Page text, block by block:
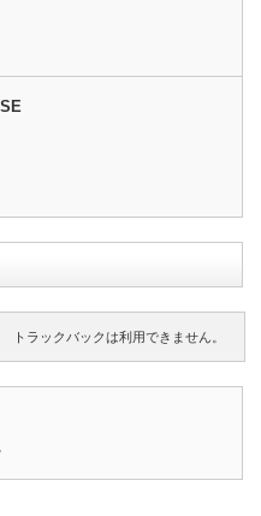
トラックバックは利用できません。